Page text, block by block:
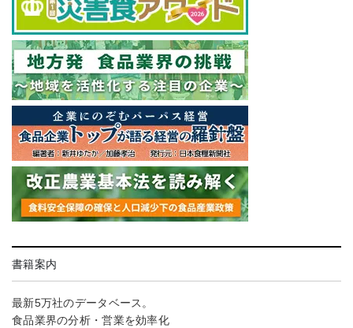
書籍案内
最新5万社のデータベース。
食品業界の分析・営業を効率化